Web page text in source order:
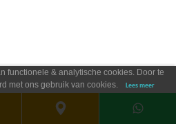
functionele & analytische cookies. Door te
met ons gebruik van cookies.
Lees meer